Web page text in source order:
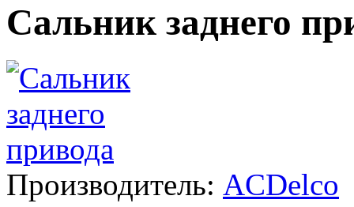
Сальник заднего
Производитель: ACDelco